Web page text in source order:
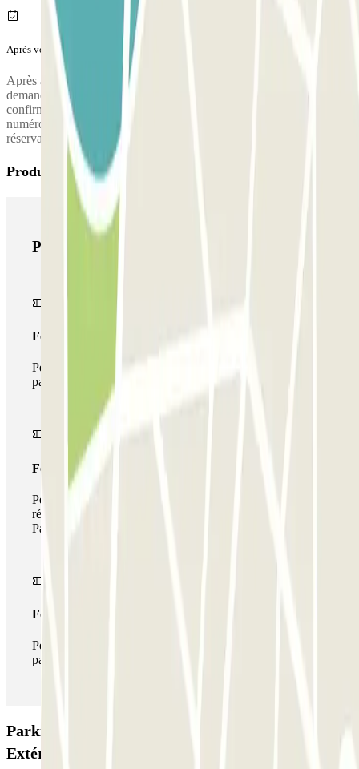
Après votre voyage
Après avoir récupéré vos bagages, appelez le parking pour
demander la prise en charge. Pendant l'appel, une personne vous
confirmera le point de rencontre à la terminal de l'aéroport. Le
numéro de téléphone du parking vous sera fourni une fois la
réservation effectuée.
Produits Parclick
Produits Parclick
Forfait Simple
Pendant votre séjour, vous ne pourrez entrer et sortir du
parking qu'une seule fois
Forfait de stationnement multiple
Pendant votre séjour, vous pouvez utiliser l'ensemble du
réseau de parkings de cet opérateur disponible sur
Parclick.
Forfait illimité
Pendant votre séjour, vous pouvez entrer et sortir du
parking aussi souvent que vous le souhaitez.
Parking Aéronautique - Aéroport Nantes -
Extérieur: Avis